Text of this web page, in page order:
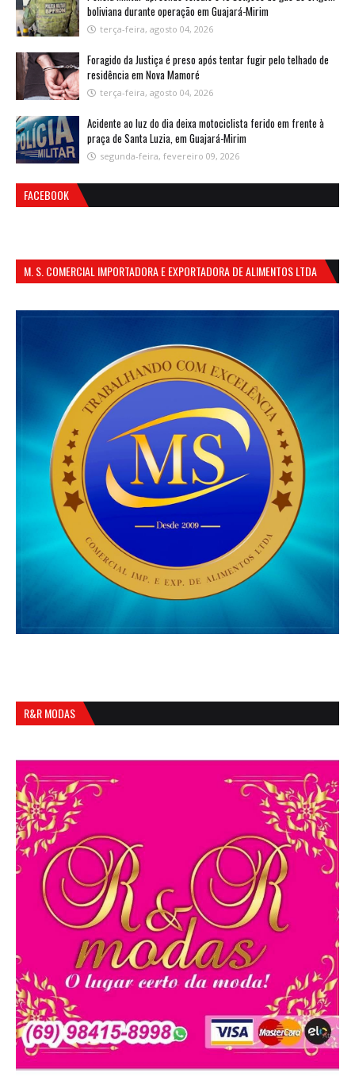
boliviana durante operação em Guajará-Mirim
terça-feira, agosto 04, 2026
Foragido da Justiça é preso após tentar fugir pelo telhado de
residência em Nova Mamoré
terça-feira, agosto 04, 2026
Acidente ao luz do dia deixa motociclista ferido em frente à
praça de Santa Luzia, em Guajará-Mirim
segunda-feira, fevereiro 09, 2026
FACEBOOK
M. S. COMERCIAL IMPORTADORA E EXPORTADORA DE ALIMENTOS LTDA
R&R MODAS